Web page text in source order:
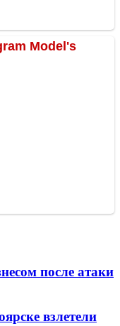
после атаки
взлетели